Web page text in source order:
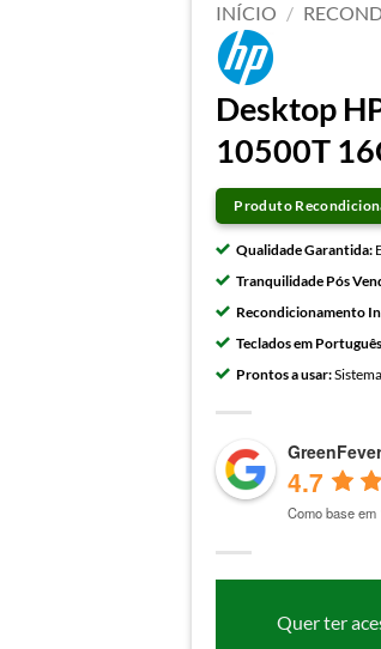
INÍCIO /
Desktop
10500T
Produto
Qualidade Garantida:
Tranquilidade Pós
Recondicionamento
Teclados em
Prontos a usar:
GreenFever
4.7
Como base
Quer ter